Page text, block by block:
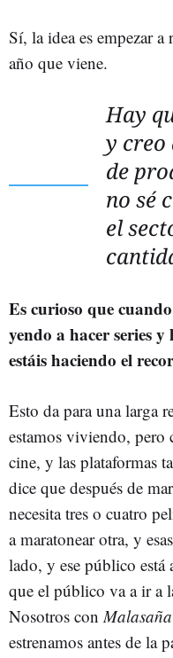
Sí, la idea es empezar
año que viene.
Hay
y creo
de
no sé
el
Es curioso que
yendo a hacer series
estáis haciendo el
Esto da para una larga
estamos viviendo, pero
cine, y las plataformas
dice que después de
necesita tres o cuatro
a maratonear otra, y
lado, y ese público
que el público va a ir a
Nosotros con Malasaña
estrenamos antes de la